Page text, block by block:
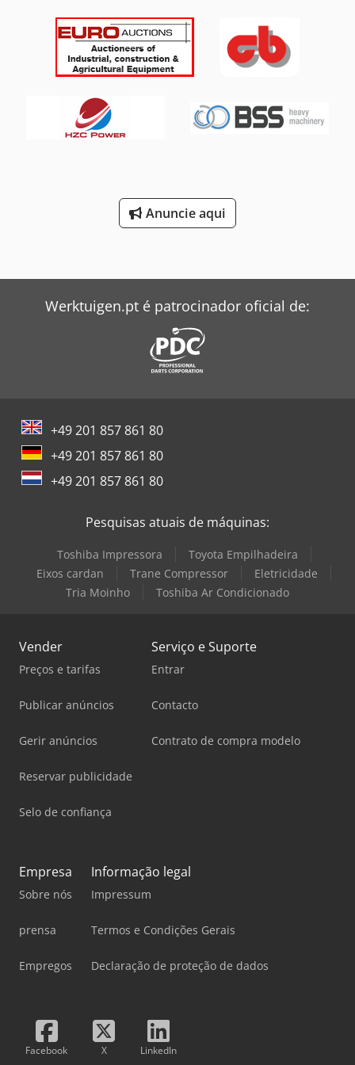
Equipamento:Verificação de segurança UVV, tração
integral, Dados técnicos Ano de fabricação: 2021 Altura de
trabalho: 5,90 m Altura da plataforma: 3,90 m Extensão da
plataforma: 0,60 m Capacidade de carga: 240 kg
Dimensões da plataforma (C x L): 1,29 m x 0,70 m
Dimensões totais (C x L x A): 1,44 m x 0,76 m x 2,03 m
Máxima inclinação superável: 25% Velocidade de
Anuncie aqui
Werktuigen.pt é patrocinador oficial de:
+49 201 857 861 80
+49 201 857 861 80
+49 201 857 861 80
Pesquisas atuais de máquinas:
Toshiba Impressora
Toyota Empilhadeira
Eixos cardan
Trane Compressor
Eletricidade
Tria Moinho
Toshiba Ar Condicionado
Vender
Preços e tarifas
Publicar anúncios
Gerir anúncios
Reservar publicidade
Selo de confiança
Serviço e Suporte
Entrar
Contacto
Contrato de compra modelo
Empresa
Sobre nós
prensa
Empregos
Informação legal
Impressum
Termos e Condições Gerais
Declaração de proteção de dados
Facebook X LinkedIn